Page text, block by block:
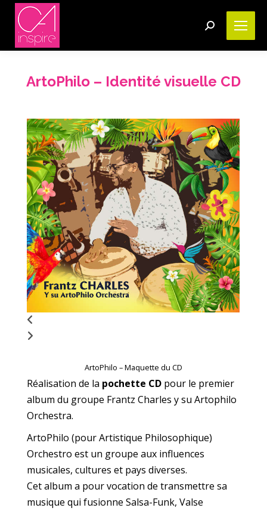
Search:
ArtoPhilo – Identité visuelle CD
ArtoPhilo – Maquette du CD
Réalisation de la pochette CD pour le premier
album du groupe Frantz Charles y su Artophilo
Orchestra.
ArtoPhilo (pour Artistique Philosophique)
Orchestro est un groupe aux influences
musicales, cultures et pays diverses.
Cet album a pour vocation de transmettre sa
musique qui fusionne Salsa-Funk, Valse